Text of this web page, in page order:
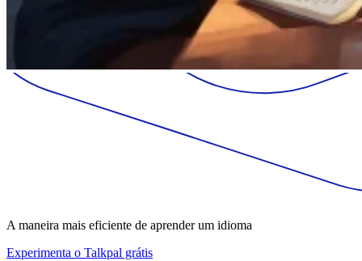
A maneira mais eficiente de aprender um idioma
Experimenta o Talkpal grátis